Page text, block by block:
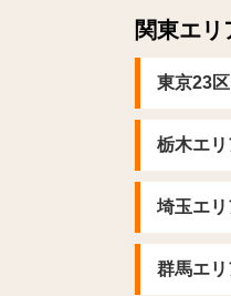
関東エリ
東京23
栃木エ
埼玉エ
群馬エ